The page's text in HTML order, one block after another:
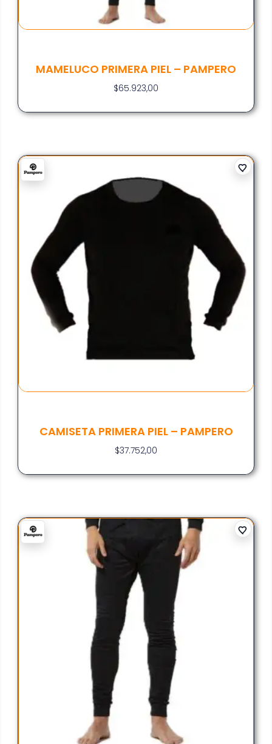
MAMELUCO PRIMERA PIEL – PAMPERO
$65.923,00
CAMISETA PRIMERA PIEL – PAMPERO
$37.752,00